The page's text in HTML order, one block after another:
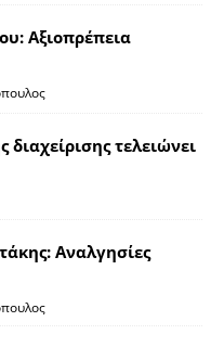
Αξιοπρέπεια
διαχείρισης τελειώνει
Αναλγησίες